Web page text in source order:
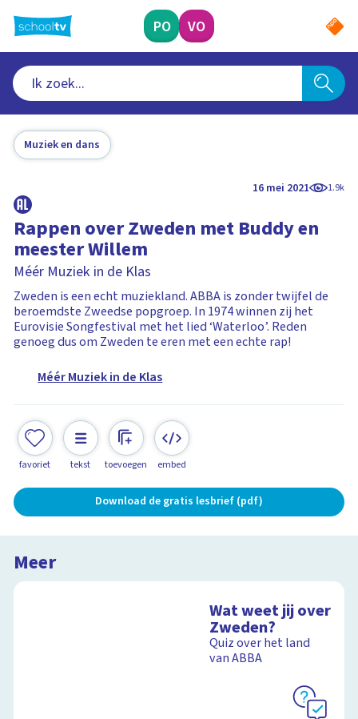
naar
hoofdinhoud
PO VO
Muziek en dans
16 mei 2021 1.9k
Rappen over Zweden met Buddy en
meester Willem
Méér Muziek in de Klas
Zweden is een echt muziekland. ABBA is zonder twijfel de
beroemdste Zweedse popgroep. In 1974 winnen zij het
Eurovisie Songfestival met het lied ‘Waterloo’. Reden
genoeg dus om Zweden te eren met een echte rap!
Méér Muziek in de Klas
favoriet tekst toevoegen embed
Download de gratis lesbrief (pdf)
Meer
Wat weet jij over
Zweden?
Quiz over het land
van ABBA